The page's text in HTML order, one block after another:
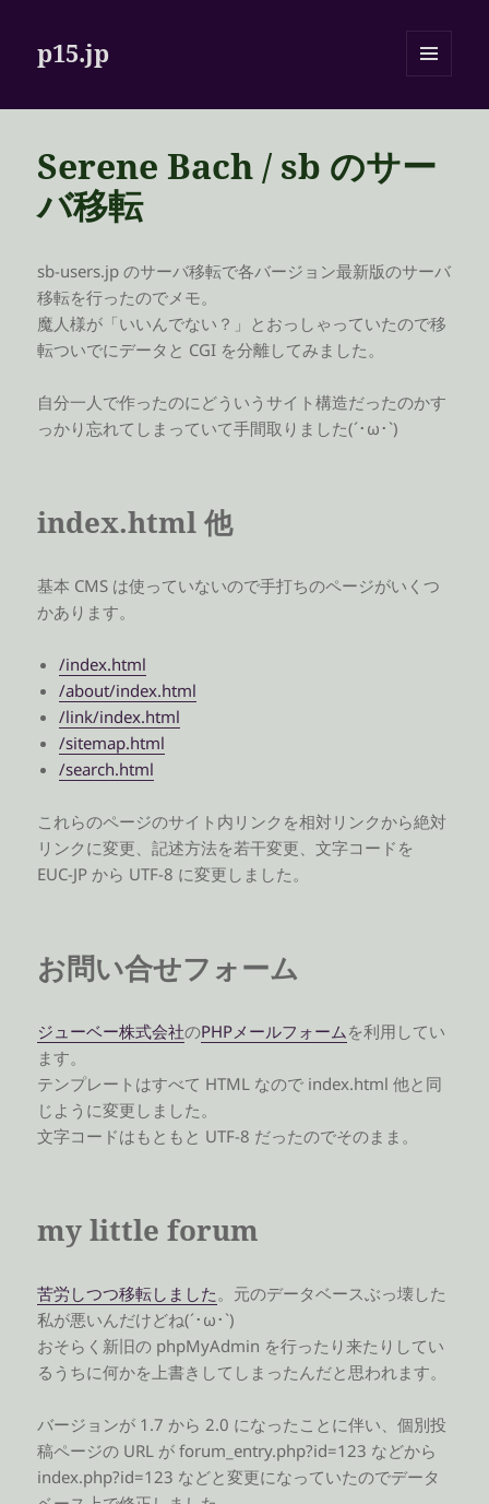
p15.jp
ーとウ
Serene Bach / sb のサー
バ移転
sb-users.jp のサーバ移転で各バージョン最新版のサーバ
移転を行ったのでメモ。
魔人様が「いいんでない？」とおっしゃっていたので移
転ついでにデータと CGI を分離してみました。
自分一人で作ったのにどういうサイト構造だったのかす
っかり忘れてしまっていて手間取りました(´･ω･`)
index.html 他
基本 CMS は使っていないので手打ちのページがいくつ
かあります。
/index.html
/about/index.html
/link/index.html
/sitemap.html
/search.html
これらのページのサイト内リンクを相対リンクから絶対
リンクに変更、記述方法を若干変更、文字コードを
EUC-JP から UTF-8 に変更しました。
お問い合せフォーム
ジューベー株式会社のPHPメールフォームを利用してい
ます。
テンプレートはすべて HTML なので index.html 他と同
じように変更しました。
文字コードはもともと UTF-8 だったのでそのまま。
my little forum
苦労しつつ移転しました。元のデータベースぶっ壊した
私が悪いんだけどね(´･ω･`)
おそらく新旧の phpMyAdmin を行ったり来たりしてい
るうちに何かを上書きしてしまったんだと思われます。
バージョンが 1.7 から 2.0 になったことに伴い、個別投
稿ページの URL が forum_entry.php?id=123 などから
index.php?id=123 などと変更になっていたのでデータ